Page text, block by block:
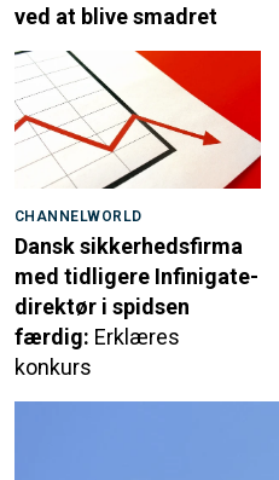
ved at blive smadret
CHANNELWORLD
Dansk sikkerhedsfirma
med tidligere Infinigate-
direktør i spidsen
færdig: Erklæres
konkurs